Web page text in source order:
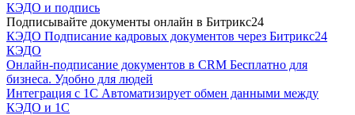
КЭДО и подпись
Подписывайте документы онлайн в Битрикс24
КЭДО Подписание кадровых документов через Битрикс24
КЭДО
Онлайн-подписание документов в CRM Бесплатно для
бизнеса. Удобно для людей
Интеграция с 1С Автоматизирует обмен данными между
КЭДО и 1С